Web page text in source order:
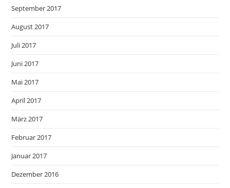
September 2017
August 2017
Juli 2017
Juni 2017
Mai 2017
April 2017
März 2017
Februar 2017
Januar 2017
Dezember 2016